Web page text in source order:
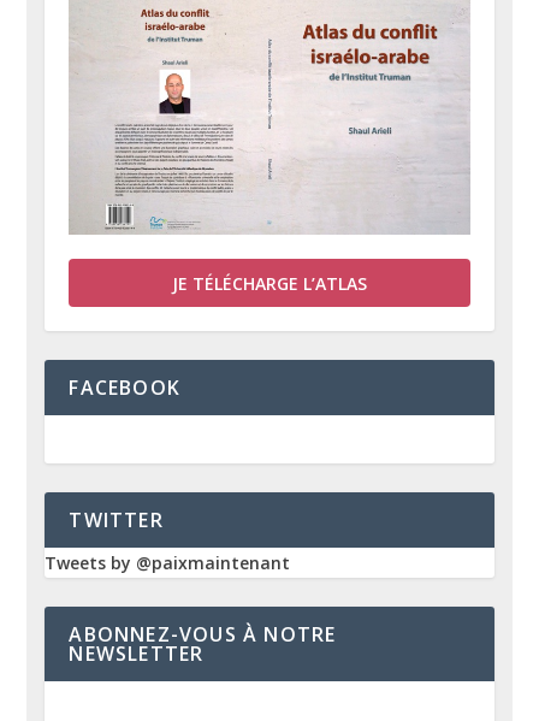
JE TÉLÉCHARGE L’ATLAS
FACEBOOK
TWITTER
Tweets by @paixmaintenant
ABONNEZ-VOUS À NOTRE
NEWSLETTER